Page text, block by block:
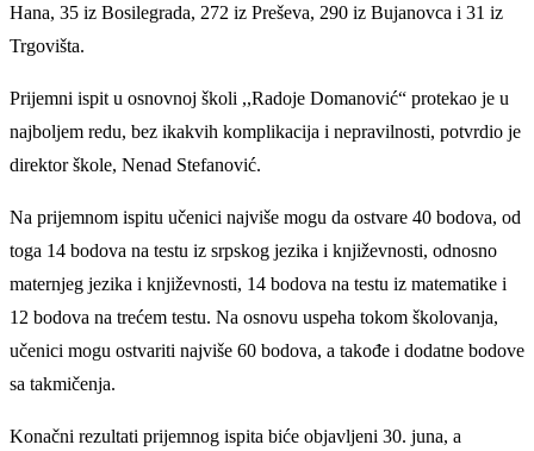
Hana, 35 iz Bosilegrada, 272 iz Preševa, 290 iz Bujanovca i 31 iz
Trgovišta.
Prijemni ispit u osnovnoj školi ,,Radoje Domanović“ protekao je u
najboljem redu, bez ikakvih komplikacija i nepravilnosti, potvrdio je
direktor škole, Nenad Stefanović.
Na prijemnom ispitu učenici najviše mogu da ostvare 40 bodova, od
toga 14 bodova na testu iz srpskog jezika i književnosti, odnosno
maternjeg jezika i književnosti, 14 bodova na testu iz matematike i
12 bodova na trećem testu. Na osnovu uspeha tokom školovanja,
učenici mogu ostvariti najviše 60 bodova, a takođe i dodatne bodove
sa takmičenja.
Konačni rezultati prijemnog ispita biće objavljeni 30. juna, a